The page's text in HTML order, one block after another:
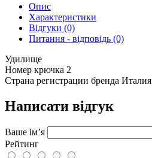
Опис
Характеристики
Відгуки (0)
Питання - відповідь (0)
Удилище
Номер крючка 2
Страна регистрации бренда Италия
Написати відгук
Ваше ім’я
Рейтинг